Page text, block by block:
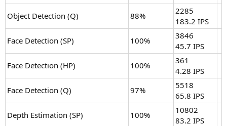
Object Detection (Q)
88%
2285
183.2 IPS
Face Detection (SP)
100%
3846
45.7 IPS
Face Detection (HP)
100%
361
4.28 IPS
Face Detection (Q)
97%
5518
65.8 IPS
Depth Estimation (SP)
100%
10802
83.2 IPS